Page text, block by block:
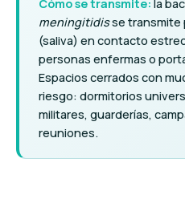
Cómo se transmite: la
meningitidisse transmite
(saliva) en contacto
personas enfermas o
Espacios cerrados con
riesgo: dormitorios
militares, guarderías,
reuniones.